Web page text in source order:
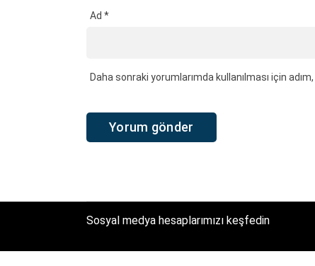
Ad *
Daha sonraki yorumlarımda kullanılması için
Sosyal medya hesaplarımızı keşfedin